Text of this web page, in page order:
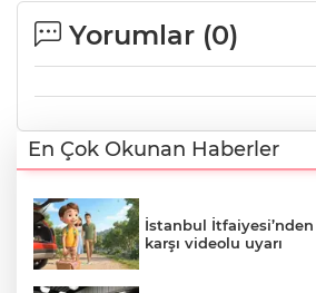
Yorumlar (0)
En Çok Okunan Haberler
İstanbul
karşı videolu uyarı